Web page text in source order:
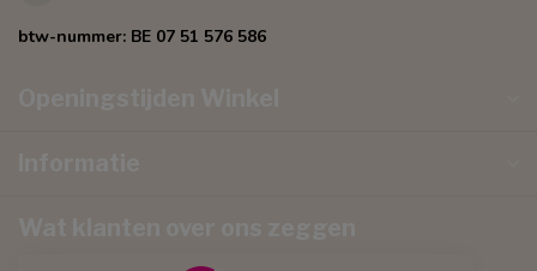
btw-nummer: BE 07 51 576 586